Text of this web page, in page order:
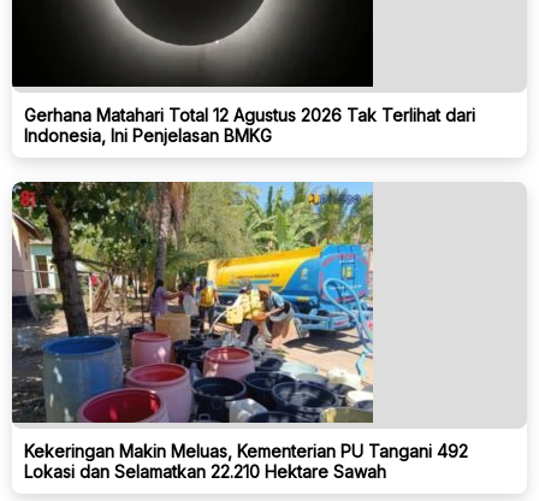
Gerhana Matahari Total 12 Agustus 2026 Tak Terlihat dari
Indonesia, Ini Penjelasan BMKG
Kekeringan Makin Meluas, Kementerian PU Tangani 492
Lokasi dan Selamatkan 22.210 Hektare Sawah